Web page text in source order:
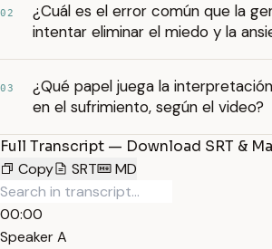
02
¿Cuál es el error común que la
intentar eliminar el miedo y la
03
¿Qué papel juega la
en el sufrimiento, según el video?
Full Transcript — Download SRT &
Copy
SRT MD
00:00
Speaker A